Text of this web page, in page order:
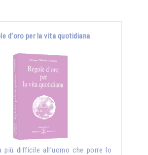
d'oro per la vita quotidiana
più difficile all’uomo che porre lo